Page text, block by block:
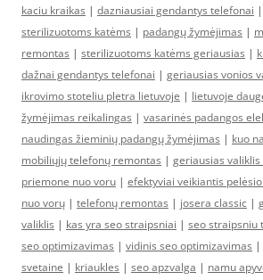
kaciu kraikas | dazniausiai gendantys telefonai |
sterilizuotoms katėms | padangų žymėjimas |
remontas | sterilizuotoms katėms geriausias |
dažnai gendantys telefonai | geriausias vonios
ikrovimo stoteliu pletra lietuvoje | lietuvoje
žymėjimas reikalingas | vasarinės padangos
naudingas žieminių padangų žymėjimas | kuo
mobiliųjų telefonų remontas | geriausias valiklis
priemone nuo voru | efektyviai veikiantis
nuo vorų | telefonų remontas | josera classic |
valiklis | kas yra seo straipsniai | seo straipsniu
seo optimizavimas | vidinis seo optimizavimas |
svetaine | kriaukles | seo apzvalga | namu